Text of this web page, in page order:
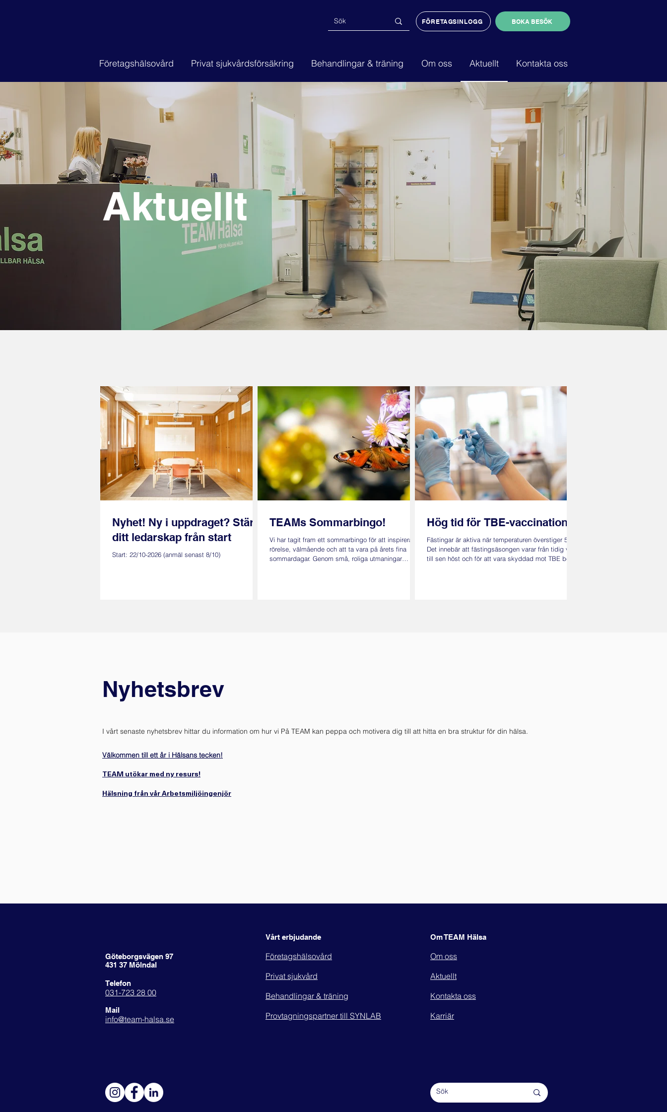
FÖRETAGSINLOGG BOKA BESÖK
Företagshälsovård Privat sjukvårdsförsäkring Behandlingar & träning Om oss Aktuellt Kontakta oss
Aktuellt
Nyhet! Ny i uppdraget? Stärk
ditt ledarskap från start
Start: 22/10-2026 (anmäl senast 8/10)
TEAMs Sommarbingo!
Vi har tagit fram ett sommarbingo för att inspirera till
rörelse, välmående och att ta vara på årets fina
sommardagar. Genom små, roliga utmaningar
Hög tid för TBE-vaccination
Fästingar är aktiva när temperaturen överstiger 5°C.
Det innebär att fästingsäsongen varar från tidig vår
till sen höst och för att vara skyddad mot TBE bör
Nyhetsbrev
I vårt senaste nyhetsbrev hittar du information om hur vi På TEAM kan peppa och motivera dig till att hitta en bra struktur för din hälsa.
Välkommen till ett år i Hälsans tecken!
TEAM utökar med ny resurs!
Hälsning från vår Arbetsmiljöingenjör
Göteborgsvägen 97
431 37 Mölndal
Telefon
031-723 28 00
Mail
info@team-halsa.se
Vårt erbjudande
Företagshälsovård
Privat sjukvård
Behandlingar & träning
Provtagningspartner till SYNLAB
Om TEAM Hälsa
Om oss
Aktuellt
Kontakta oss
Karriär